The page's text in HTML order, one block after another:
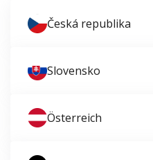
Česká republika
Slovensko
Österreich